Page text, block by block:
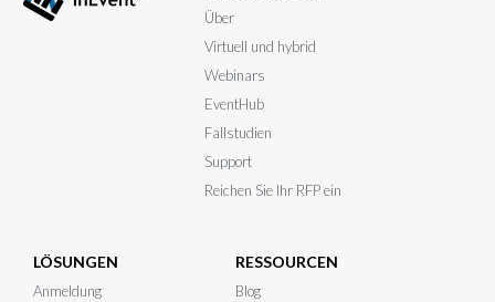
Über
Virtuell und hybrid
Webinars
EventHub
Fallstudien
Support
Reichen Sie Ihr RFP ein
LÖSUNGEN
Anmeldung
RESSOURCEN
Blog